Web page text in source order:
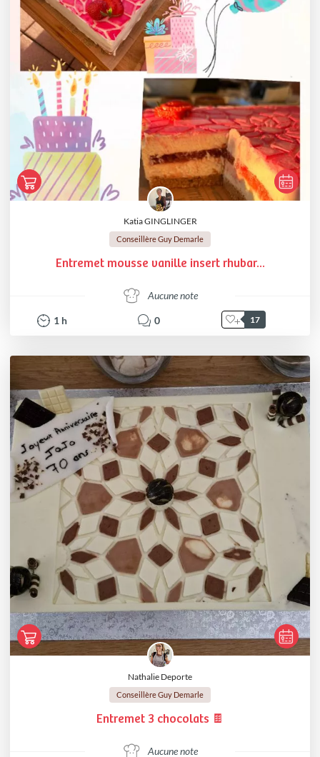
Katia GINGLINGER
Conseillère Guy Demarle
Entremet mousse vanille insert rhubar...
Aucune note
1 h 0 17
Nathalie Deporte
Conseillère Guy Demarle
Entremet 3 chocolats 🍫
Aucune note